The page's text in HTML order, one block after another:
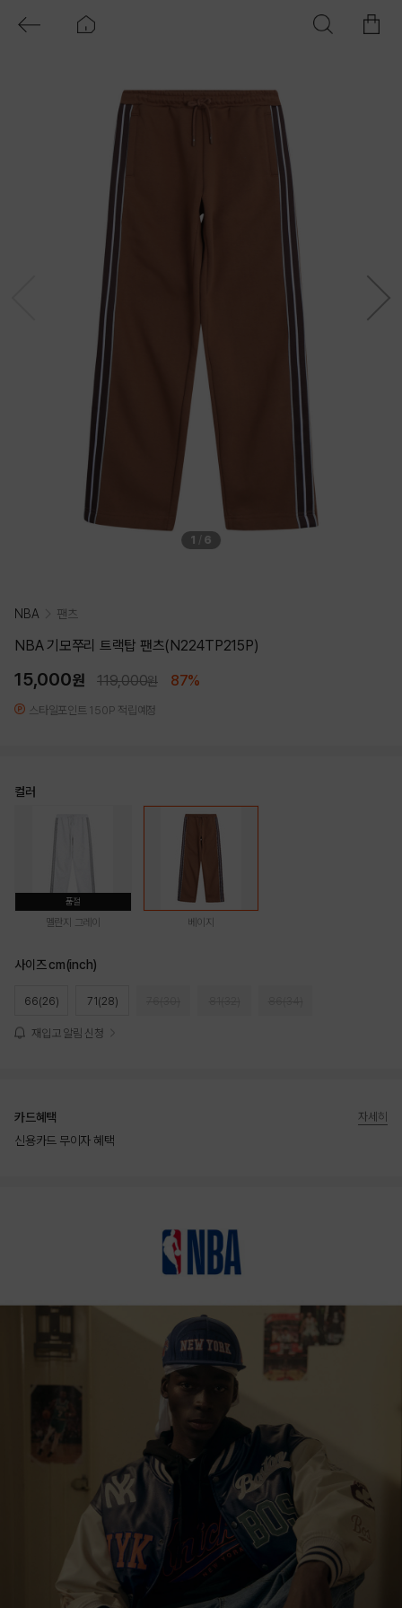
1 / 6
NBA 팬츠
NBA 기모쭈리 트랙탑 팬츠(N224TP215P)
15,000원 119,000원 87%
스타일포인트 150P 적립예정
컬러
품절
멜란지 그레이 베이지
사이즈 cm(inch)
66(26) 71(28)
재입고 알림 신청
카드혜택
신용카드 무이자 혜택
자세히